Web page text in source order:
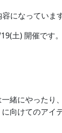
になっています
土) 開催です
緒にやったり
向けてのアイ